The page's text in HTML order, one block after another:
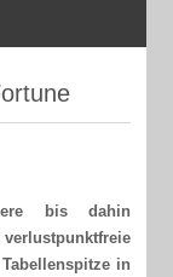
bis dahin
in